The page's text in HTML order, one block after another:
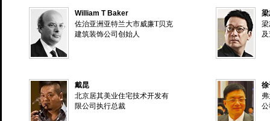
William T Baker
佐治亚洲亚特兰大市威廉T贝克
建筑装饰公司创始人
梁
戴昆
北京居其美业住宅技术开发有
限公司执行总裁
徐